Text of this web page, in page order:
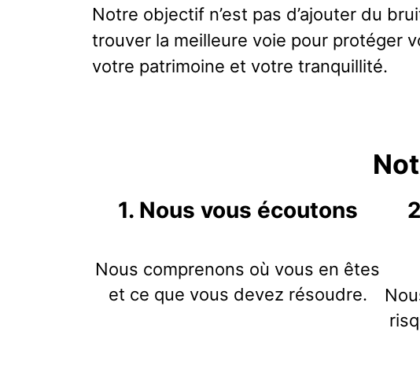
Notre objectif n’est pas d’ajouter du
trouver la meilleure voie pour protéger
votre patrimoine et votre tranquillité.
1. Nous vous écoutons
Nous comprenons où vous en êtes
et ce que vous devez résoudre.